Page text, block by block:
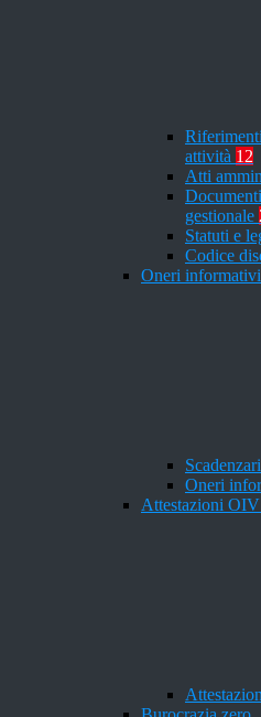
attività 12
Atti
gestionale
Statuti e
Codice
Oneri
Oneri
Attestazioni OIV